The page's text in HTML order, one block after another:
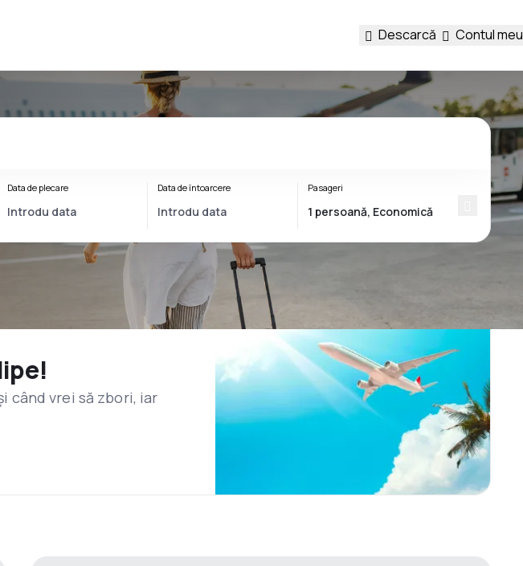
Descarcă Contul meu
Data de plecare Data de întoarcere Pasageri
când vrei să zbori, iar